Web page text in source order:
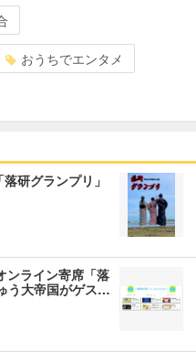
おうちでエンタメ
研グランプリ」
ンライン寄席「落
う大帝国がゲス…